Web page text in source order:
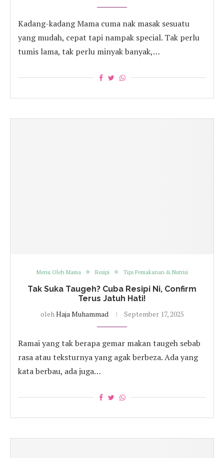
Kadang-kadang Mama cuma nak masak sesuatu
yang mudah, cepat tapi nampak special. Tak perlu
tumis lama, tak perlu minyak banyak,…
Menu Oleh Mama Resipi Tips Pemakanan & Nutrisi
Tak Suka Taugeh? Cuba Resipi Ni, Confirm
Terus Jatuh Hati!
oleh Haja Muhammad September 17, 2025
Ramai yang tak berapa gemar makan taugeh sebab
rasa atau teksturnya yang agak berbeza. Ada yang
kata berbau, ada juga…